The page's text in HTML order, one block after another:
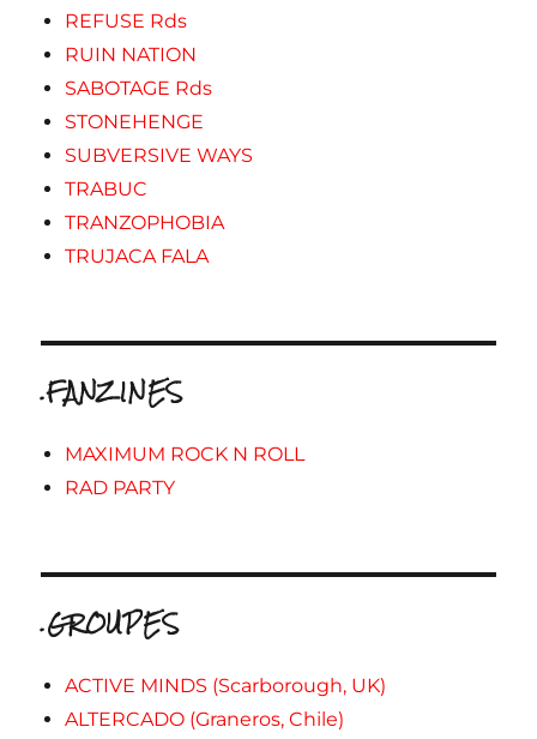
REFUSE Rds
RUIN NATION
SABOTAGE Rds
STONEHENGE
SUBVERSIVE WAYS
TRABUC
TRANZOPHOBIA
TRUJACA FALA
.FANZINES
MAXIMUM ROCK N ROLL
RAD PARTY
.GROUPES
ACTIVE MINDS (Scarborough, UK)
ALTERCADO (Graneros, Chile)